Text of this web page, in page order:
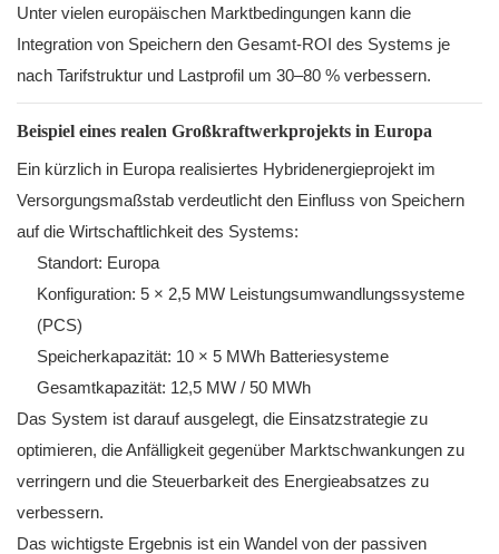
Unter vielen europäischen Marktbedingungen kann die
Integration von Speichern den Gesamt-ROI des Systems je
nach Tarifstruktur und Lastprofil um 30–80 % verbessern.
Beispiel eines realen Großkraftwerkprojekts in Europa
Ein kürzlich in Europa realisiertes Hybridenergieprojekt im
Versorgungsmaßstab verdeutlicht den Einfluss von Speichern
auf die Wirtschaftlichkeit des Systems:
Standort: Europa
Konfiguration: 5 × 2,5 MW Leistungsumwandlungssysteme
(PCS)
Speicherkapazität: 10 × 5 MWh Batteriesysteme
Gesamtkapazität: 12,5 MW / 50 MWh
Das System ist darauf ausgelegt, die Einsatzstrategie zu
optimieren, die Anfälligkeit gegenüber Marktschwankungen zu
verringern und die Steuerbarkeit des Energieabsatzes zu
verbessern.
Das wichtigste Ergebnis ist ein Wandel von der passiven